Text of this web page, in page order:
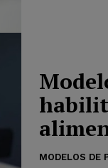
MODELOS DE